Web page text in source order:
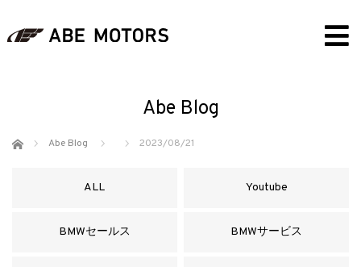
Abe Blog
ホーム Abe Blog 2023/08/21
ALL Youtube
BMWセールス BMWサービス